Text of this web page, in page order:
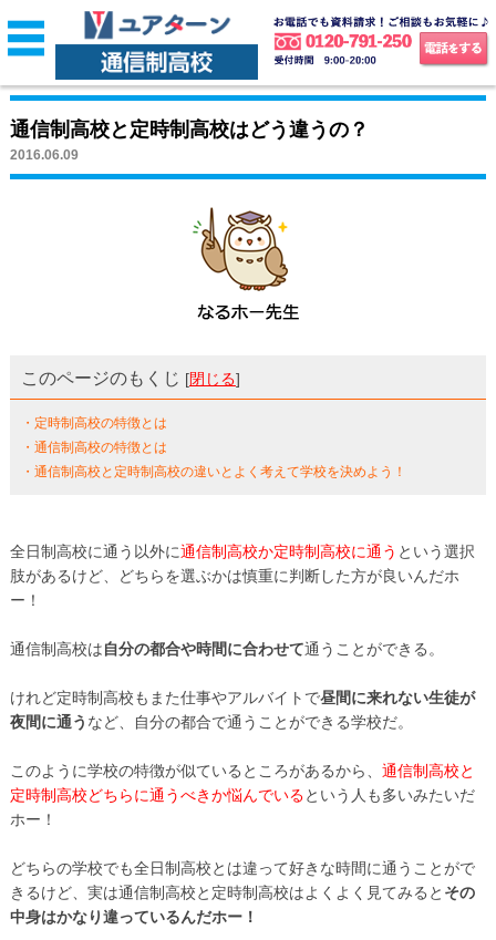
通信制高校と定時制高校はどう違うの？
2016.06.09
このページのもくじ [閉じる]
・定時制高校の特徴とは
・通信制高校の特徴とは
・通信制高校と定時制高校の違いとよく考えて学校を決めよう！
全日制高校に通う以外に通信制高校か定時制高校に通う という選択
肢があるけど、どちらを選ぶかは慎重に判断した方が良いんだホ
ー！
通信制高校は自分の都合や時間に合わせて通うことができる。
けれど定時制高校もまた仕事やアルバイトで昼間に来れない生徒が
夜間に通う など、自分の都合で通うことができる学校だ。
このように学校の特徴が似ているところがあるから、 通信制高校と
定時制高校どちらに通うべきか悩んでいるという人も多いみたいだ
ホー！
どちらの学校でも全日制高校とは違って好きな時間に通うことがで
きるけど、実は通信制高校と定時制高校はよくよく見てみると その
中身はかなり違っているんだホー！